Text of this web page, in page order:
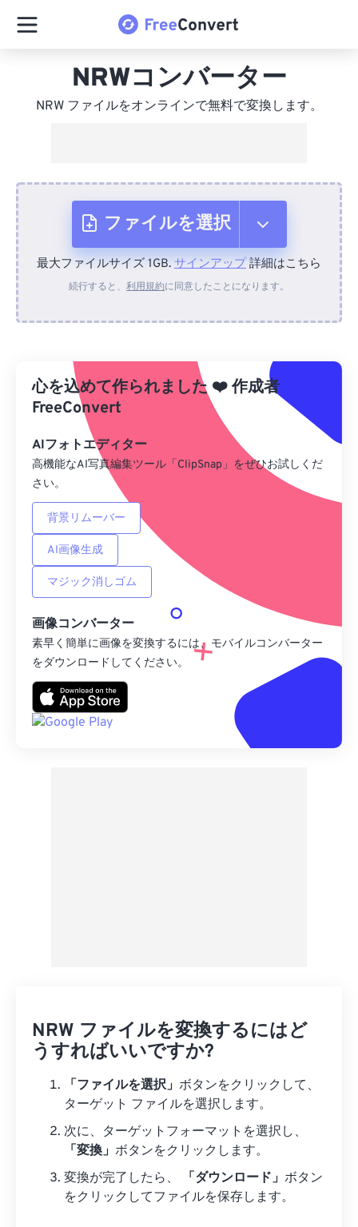
NRWコンバーター
NRW ファイルをオンラインで無料で変換します。
ファイルを選択
デバイスから
Googleドライブから
OneDriveから
URLから
最大ファイルサイズ 1GB. サインアップ詳細はこちら
続行すると、 利用規約に同意したことになります。
心を込めて作られました ❤️作成者
FreeConvert
AIフォトエディター
高機能なAI写真編集ツール「ClipSnap」をぜひお試しくだ
さい。
背景リムーバー
AI画像生成
マジック消しゴム
画像コンバーター
素早く簡単に画像を変換するには、モバイルコンバーター
をダウンロードしてください。
NRW ファイルを変換するにはど
うすればいいですか?
「ファイルを選択」 ボタンをクリックして、
ターゲット ファイルを選択します。
次に、ターゲットフォーマットを選択し、
「変換」 ボタンをクリックします。
変換が完了したら、
「ダウンロード」 ボタン
をクリックしてファイルを保存します。